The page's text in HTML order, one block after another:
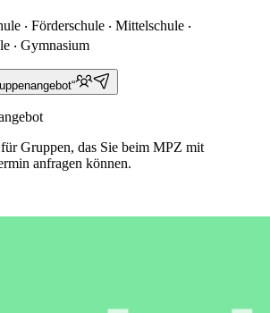
‧ Förderschule ‧ Mittelschule ‧
‧ Gymnasium
Gruppen, das Sie beim MPZ mit
anfragen können.